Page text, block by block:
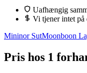
199,95 kr..79,95
Uafhængig
Vi tjener intet
Mininor SutMoonboon
Pris hos 1